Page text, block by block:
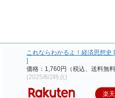
これならわかるよ！経済思想史
]
価格：1,760円（税込、送料無
(2025/8/2時点)
楽